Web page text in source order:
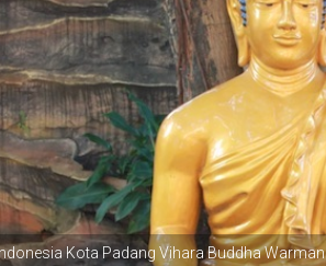
Kota Padang Vihara Buddha Warman